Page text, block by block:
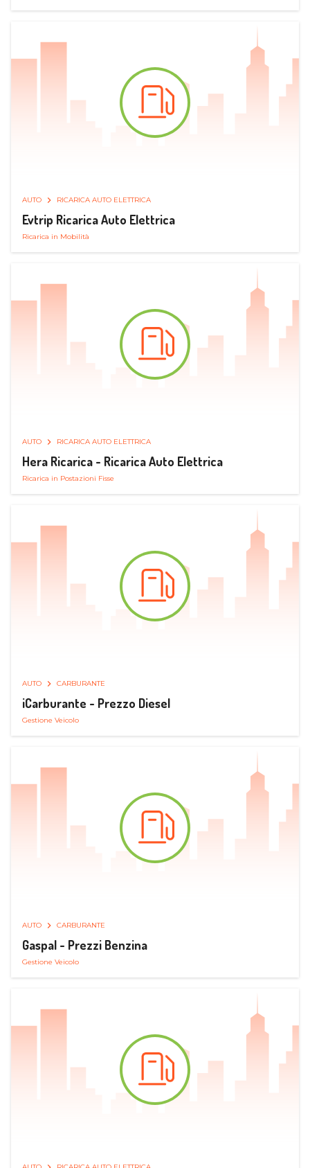
AUTO RICARICA AUTO ELETTRICA
Evtrip Ricarica Auto Elettrica
Ricarica in Mobilità
AUTO RICARICA AUTO ELETTRICA
Hera Ricarica - Ricarica Auto Elettrica
Ricarica in Postazioni Fisse
AUTO CARBURANTE
iCarburante - Prezzo Diesel
Gestione Veicolo
AUTO CARBURANTE
Gaspal - Prezzi Benzina
Gestione Veicolo